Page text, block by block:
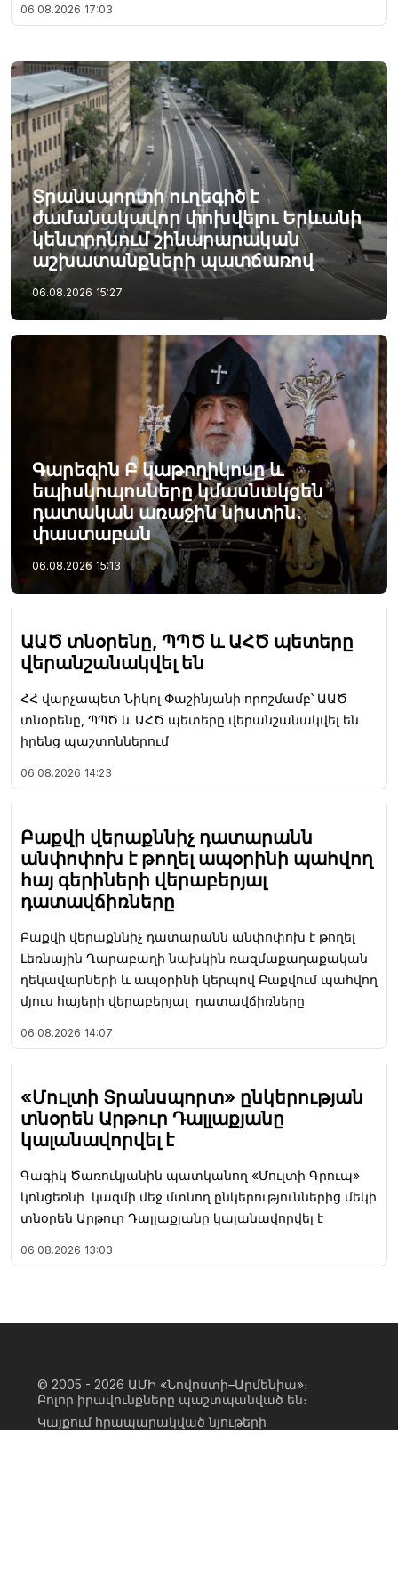
06.08.2026 17:03
Տրանսպորտի ուղեգիծ է
ժամանակավոր փոխվելու Երևանի
կենտրոնում շինարարական
աշխատանքների պատճառով
06.08.2026 15:27
Գարեգին Բ կաթողիկոսը և
եպիսկոպոսները կմասնակցեն
դատական առաջին նիստին․
փաստաբան
06.08.2026 15:13
ԱԱԾ տնօրենը, ՊՊԾ և ԱՀԾ պետերը
վերանշանակվել են
ՀՀ վարչապետ Նիկոլ Փաշինյանի որոշմամբ՝ ԱԱԾ
տնօրենը, ՊՊԾ և ԱՀԾ պետերը վերանշանակվել են
իրենց պաշտոններում
06.08.2026 14:23
Բաքվի վերաքննիչ դատարանն
անփոփոխ է թողել ապօրինի պահվող
հայ գերիների վերաբերյալ
դատավճիռները
Բաքվի վերաքննիչ դատարանն անփոփոխ է թողել
Լեռնային Ղարաբաղի նախկին ռազմաքաղաքական
ղեկավարների և ապօրինի կերպով Բաքվում պահվող
մյուս հայերի վերաբերյալ դատավճիռները
06.08.2026 14:07
«Մուլտի Տրանսպորտ» ընկերության
տնօրեն Արթուր Դալլաքյանը
կալանավորվել է
Գագիկ Ծառուկյանին պատկանող «Մուլտի Գրուպ»
կոնցեռնի կազմի մեջ մտնող ընկերություններից մեկի
տնօրեն Արթուր Դալլաքյանը կալանավորվել է
06.08.2026 13:03
© 2005 - 2026 ԱՄԻ «Նովոստի–Արմենիա»։
Բոլոր իրավունքները պաշտպանված են։
Կայքում հրապարակված նյութերի